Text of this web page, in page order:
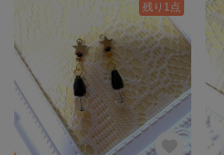
残り1点